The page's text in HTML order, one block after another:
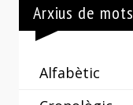
Arxius de mots
Alfabètic